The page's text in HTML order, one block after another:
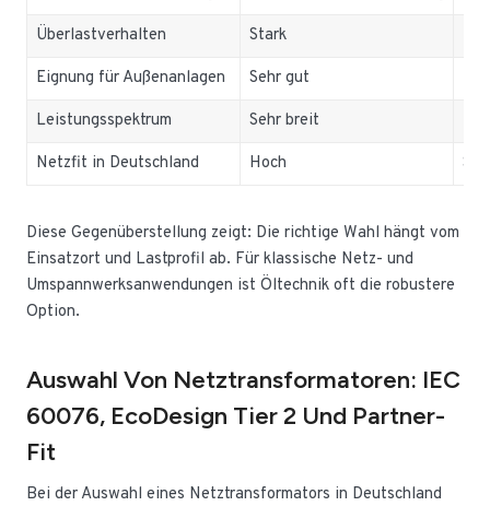
Überlastverhalten Stark
Eignung für Außenanlagen Sehr gut
Leistungsspektrum Sehr breit
Netzfit in Deutschland Hoch
Diese Gegenüberstellung zeigt: Die richtige Wahl hängt vom
Einsatzort und Lastprofil ab. Für klassische Netz- und
Umspannwerksanwendungen ist Öltechnik oft die robustere
Option.
Auswahl Von Netztransformatoren: IEC
60076, EcoDesign Tier 2 Und Partner-
Fit
Bei der Auswahl eines Netztransformators in Deutschland